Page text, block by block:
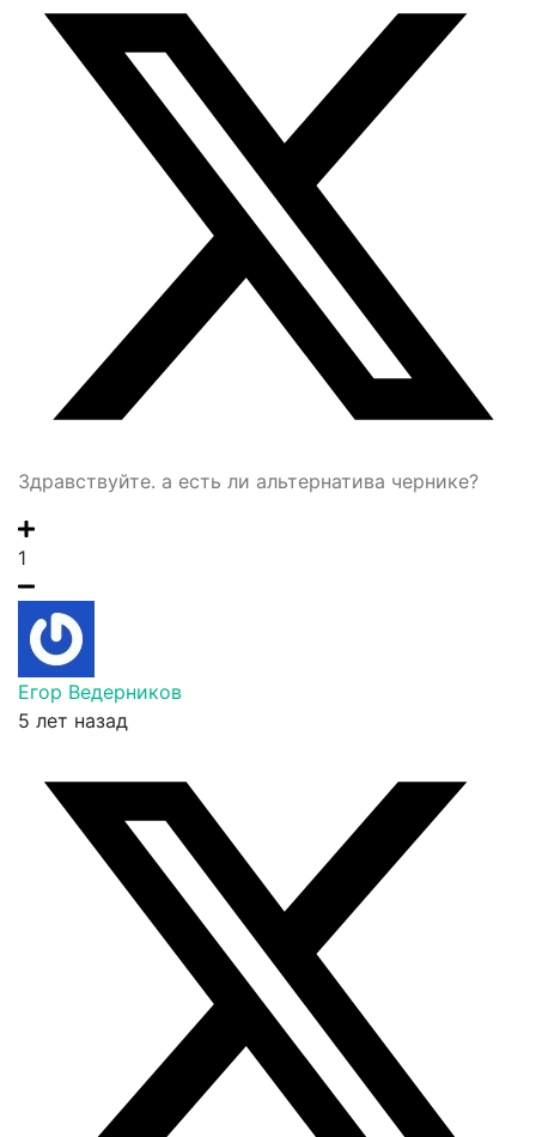
Здравствуйте. а есть ли альтернатива чернике?
1
Егор Ведерников
5 лет назад